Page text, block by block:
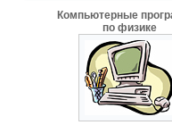
Компьютерные
по физике